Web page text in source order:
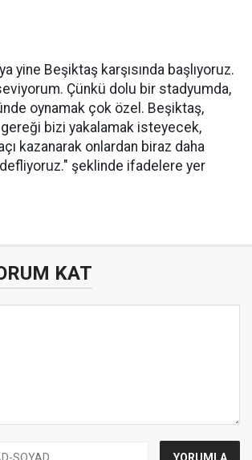
yine Beşiktaş karşısında başlıyoruz.
Çünkü dolu bir stadyumda,
oynamak çok özel. Beşiktaş,
bizi yakalamak isteyecek,
kazanarak onlardan biraz daha
şeklinde ifadelere yer
KAT